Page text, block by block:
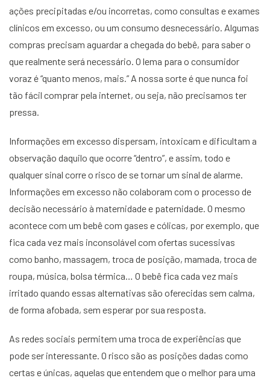
ações precipitadas e/ou incorretas, como consultas e exames
clínicos em excesso, ou um consumo desnecessário. Algumas
compras precisam aguardar a chegada do bebê, para saber o
que realmente será necessário. O lema para o consumidor
voraz é “quanto menos, mais.” A nossa sorte é que nunca foi
tão fácil comprar pela internet, ou seja, não precisamos ter
pressa.
Informações em excesso dispersam, intoxicam e dificultam a
observação daquilo que ocorre “dentro”, e assim, todo e
qualquer sinal corre o risco de se tornar um sinal de alarme.
Informações em excesso não colaboram com o processo de
decisão necessário à maternidade e paternidade. O mesmo
acontece com um bebê com gases e cólicas, por exemplo, que
fica cada vez mais inconsolável com ofertas sucessivas
como banho, massagem, troca de posição, mamada, troca de
roupa, música, bolsa térmica… O bebê fica cada vez mais
irritado quando essas alternativas são oferecidas sem calma,
de forma afobada, sem esperar por sua resposta.
As redes sociais permitem uma troca de experiências que
pode ser interessante. O risco são as posições dadas como
certas e únicas, aquelas que entendem que o melhor para uma